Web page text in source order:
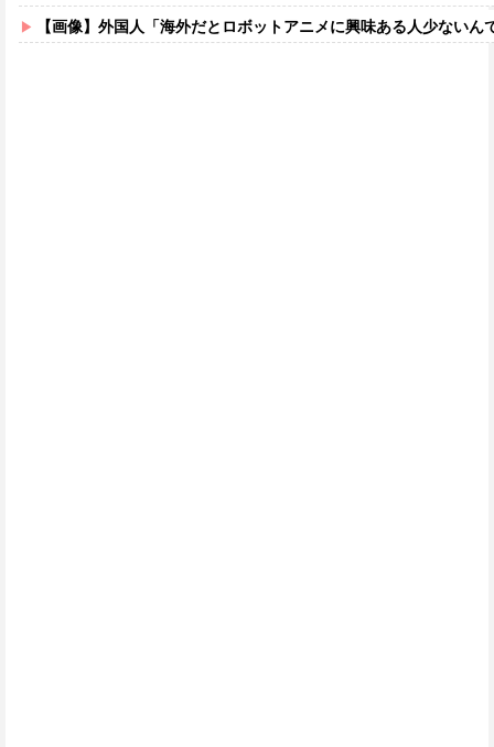
【画像】外国人「海外だとロボットアニメに興味ある人少ないん